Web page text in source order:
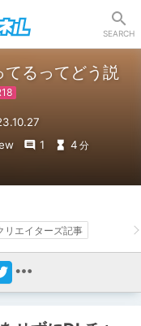
SEARCH
てるってどう説
1 4 分
リエイターズ記事